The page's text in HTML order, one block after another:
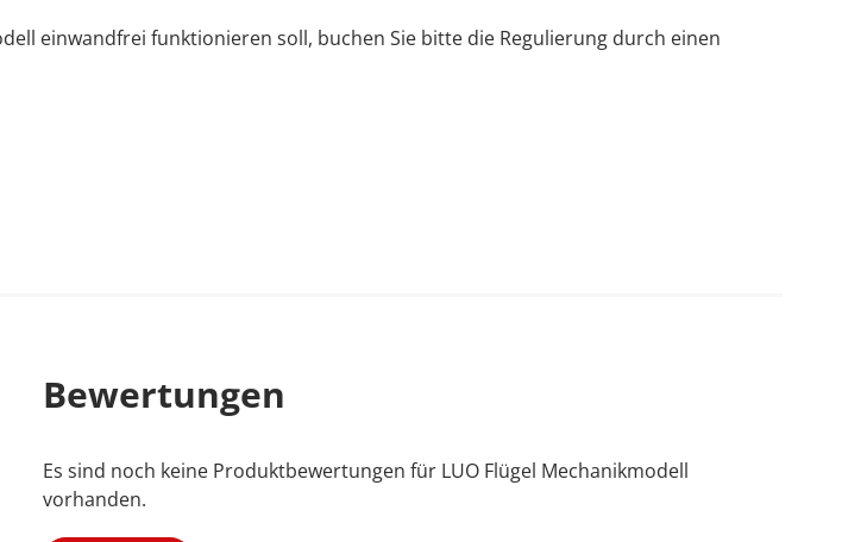
einwandfrei funktionieren soll, buchen Sie bitte die Regulierung durch einen
Bewertungen
Es sind noch keine Produktbewertungen für LUO Flügel Mechanikmodell
vorhanden.